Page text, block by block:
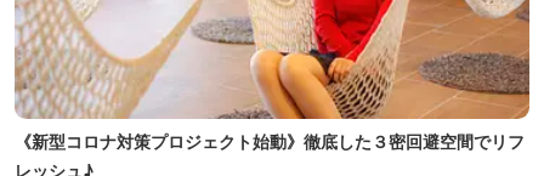
《新型コロナ対策プロジェクト始動》徹底した３密回避空間でリフ
レッシュ♪